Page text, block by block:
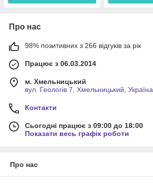
Про нас
98% позитивних з 266 відгуків за рік
Працює з 06.03.2014
м. Хмельницький
вул. Геологів 7, Хмельницький, Україна
Контакти
Сьогодні працює з 09:00 до 18:00
Показати весь графік роботи
Про нас